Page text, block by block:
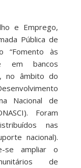
e Emprego,
Pública de
“Fomento às
em bancos
no âmbito do
Nacional de
Foram
nas
nacional).
se ampliar o
de